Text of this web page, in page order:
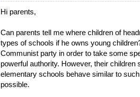
Hi parents,
Can parents tell me where children of
types of schools if he owns young
Communist party in order to take some
powerful authority. However, their
elementary schools behave similar to
possible.